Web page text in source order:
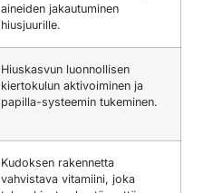
aineiden jakautuminen
hiusjuurille.
Hiuskasvun luonnollisen
kiertokulun aktivoiminen ja
papilla-systeemin tukeminen.
Kudoksen rakennetta
vahvistava vitamiini, joka